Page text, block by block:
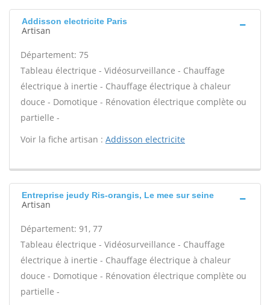
Addisson electricite Paris
Artisan
Département: 75
Tableau électrique - Vidéosurveillance - Chauffage
électrique à inertie - Chauffage électrique à chaleur
douce - Domotique - Rénovation électrique complète ou
partielle -
Voir la fiche artisan : Addisson electricite
Entreprise jeudy Ris-orangis, Le mee sur seine
Artisan
Département: 91, 77
Tableau électrique - Vidéosurveillance - Chauffage
électrique à inertie - Chauffage électrique à chaleur
douce - Domotique - Rénovation électrique complète ou
partielle -